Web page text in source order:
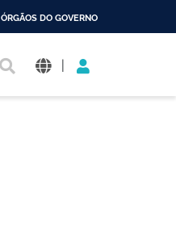
ÓRGÃOS DO GOVERNO
|